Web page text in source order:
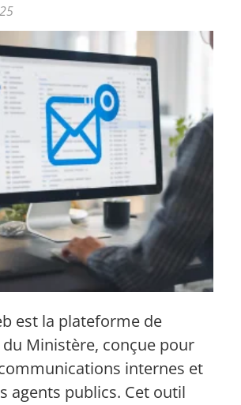
est la plateforme de
Ministère, conçue pour
internes et
agents publics. Cet outil